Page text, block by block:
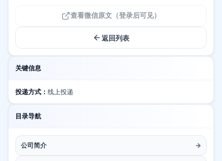
查看微信原文（登录后可见）
返回列表
关键信息
投递方式： 线上投递
目录导航
公司简介 →